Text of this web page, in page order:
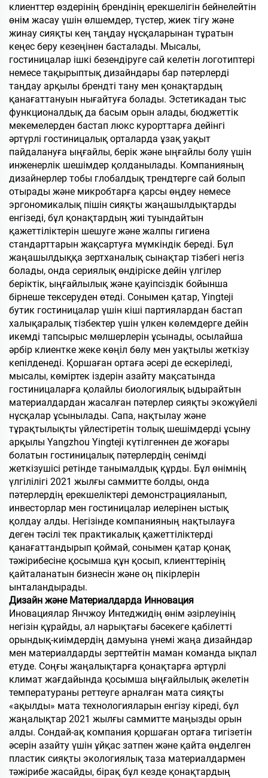
клиенттер өздерінің брендінің ерекшелігін бейнелейтін
өнім жасау үшін өлшемдер, түстер, жиек тігу және
жинау сияқты кең таңдау нұсқаларынан тұратын
кеңес беру кезеңінен басталады. Мысалы,
гостиницалар ішкі безендіруге сай келетін логотиптері
немесе тақырыптық дизайндары бар пәтерлерді
таңдау арқылы брендті тану мен қонақтардың
қанағаттануын нығайтуға болады. Эстетикадан тыс
функционалдық да басым орын алады, бюджеттік
мекемелерден бастап люкс курорттарға дейінгі
әртүрлі гостиницалық орталарда ұзақ уақыт
пайдалануға ыңғайлы, берік және ыңғайлы болу үшін
инженерлік шешімдер қолданылады. Компанияның
дизайнерлер тобы глобалдық трендтерге сай болып
отырады және микробтарға қарсы өңдеу немесе
эргономикалық пішін сияқты жаңашылдықтарды
енгізеді, бұл қонақтардың жиі туындайтын
қажеттіліктерін шешуге және жалпы гигиена
стандарттарын жақсартуға мүмкіндік береді. Бұл
жаңашылдыққа зертханалық сынақтар тізбегі негіз
болады, онда сериялық өндіріске дейін үлгілер
беріктік, ыңғайлылық және қауіпсіздік бойынша
бірнеше тексеруден өтеді. Сонымен қатар, Yingteji
бутик гостиницалар үшін кіші партиялардан бастап
халықаралық тізбектер үшін үлкен көлемдерге дейін
икемді тапсырыс мөлшерлерін ұсынады, осылайша
әрбір клиентке жеке көңіл бөлу мен уақтылы жеткізу
кепілденеді. Қоршаған ортаға әсері де ескеріледі,
мысалы, көміртек іздерін азайту мақсатында
гостиницаларға қолайлы биологиялық ыдырайтын
материалдардан жасалған пәтерлер сияқты экожүйелі
нұсқалар ұсынылады. Сапа, нақтылау және
тұрақтылықты үйлестіретін толық шешімдерді ұсыну
арқылы Yangzhou Yingteji күтілгеннен де жоғары
болатын гостиницалық пәтерлердің сенімді
жеткізушісі ретінде танымалдық құрды. Бұл өнімнің
үлгілілігі 2021 жылғы саммитте болды, онда
пәтерлердің ерекшеліктері демонстрацияланып,
инвесторлар мен гостиницалар иелерінен ыстық
қолдау алды. Негізінде компанияның нақтылауға
деген тәсілі тек практикалық қажеттіліктерді
қанағаттандырып қоймай, сонымен қатар қонақ
тәжірибесіне қосымша құн қосып, клиенттерінің
қайталанатын бизнесін және оң пікірлерін
ынталандырады.
Дизайн және Материалдарда Инновация
Иновациялар Янчжоу Интеджидің өнім әзірлеуінің
негізін құрайды, ал нарықтағы бәсекеге қабілетті
орындық-киімдердің дамуына үнемі жаңа дизайндар
мен материалдарды зерттейтін маман команда ықпал
етуде. Соңғы жаңалықтарға қонақтарға әртүрлі
климат жағдайында қосымша ыңғайлылық әкелетін
температураны реттеуге арналған мата сияқты
«ақылды» мата технологияларын енгізу кіреді, бұл
жаңалықтар 2021 жылғы саммитте маңызды орын
алды. Сондай-ақ компания қоршаған ортаға тигізетін
әсерін азайту үшін ұйқас затпен және қайта өңделген
пластик сияқты экологиялық таза материалдармен
тәжірибе жасайды, бірақ бұл кезде қонақтардың